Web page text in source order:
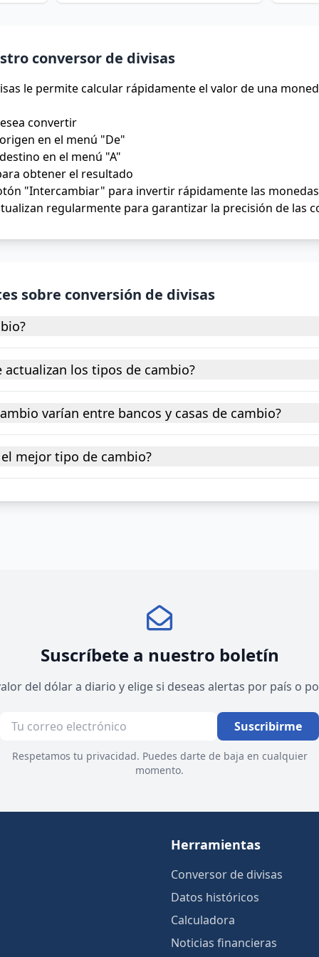
conversor de divisas
le permite calcular rápidamente el valor de una
convertir
en el menú "De"
en el menú "A"
obtener el resultado
"Intercambiar" para invertir rápidamente las
regularmente para garantizar la precisión de las
sobre conversión de divisas
actualizan los tipos de cambio?
varían entre bancos y casas de cambio?
mejor tipo de cambio?
Suscríbete a nuestro boletín
del dólar a diario y elige si deseas alertas por país o
Suscribirme
Respetamos tu privacidad. Puedes darte de baja en cualquier
momento.
Herramientas
Conversor de divisas
Datos históricos
Calculadora
Noticias financieras